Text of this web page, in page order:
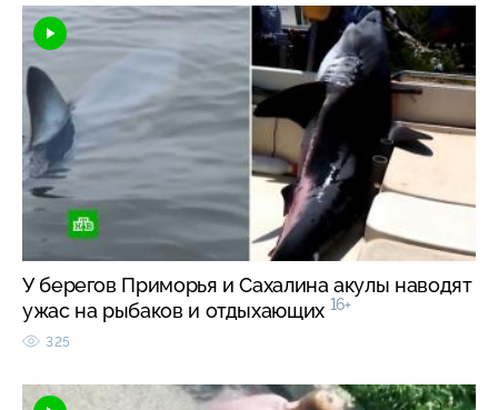
У берегов Приморья и Сахалина акулы наводят
ужас на рыбаков и отдыхающих 16+
325